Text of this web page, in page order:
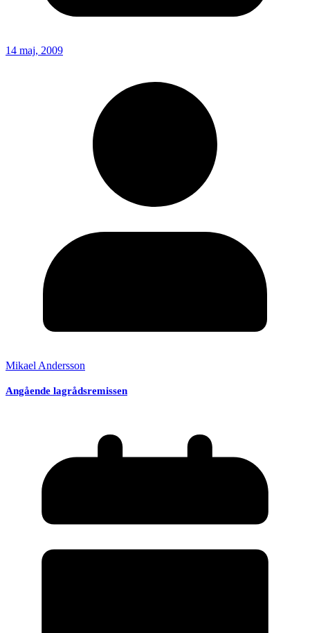
14 maj, 2009
Mikael Andersson
Angående lagrådsremissen